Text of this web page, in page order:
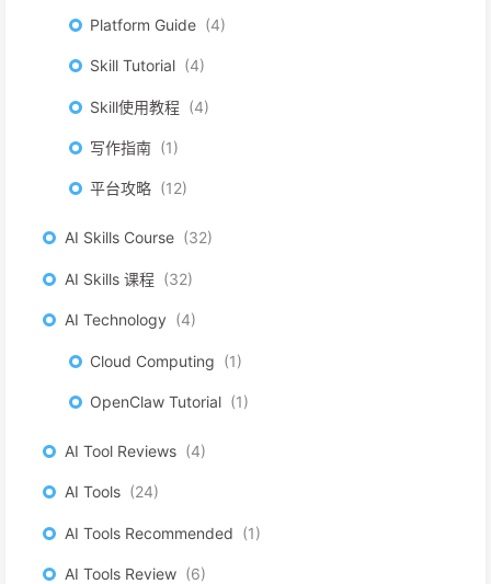
Platform Guide 4
Skill Tutorial 4
Skill使用教程 4
写作指南 1
平台攻略 12
AI Skills Course 32
AI Skills 课程 32
AI Technology 4
Cloud Computing 1
OpenClaw Tutorial 1
AI Tool Reviews 4
AI Tools 24
AI Tools Recommended 1
AI Tools Review 6